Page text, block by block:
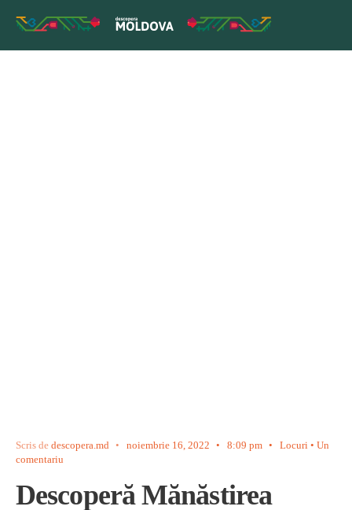
Scris de descopera.md • noiembrie 16, 2022 • 8:09 pm • Locuri • Un
comentariu
Descoperă Mănăstirea